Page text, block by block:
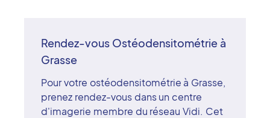
Rendez-vous Ostéodensitométrie à
Grasse
Pour votre ostéodensitométrie à Grasse,
prenez rendez-vous dans un centre
d'imagerie membre du réseau Vidi. Cet